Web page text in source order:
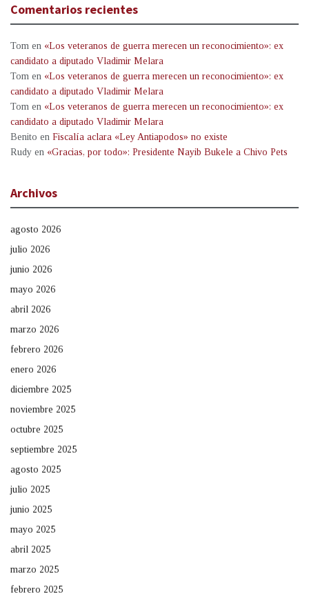
Comentarios recientes
Tom en «Los veteranos de guerra merecen un reconocimiento»: ex
candidato a diputado Vladimir Melara
Tom en «Los veteranos de guerra merecen un reconocimiento»: ex
candidato a diputado Vladimir Melara
Tom en «Los veteranos de guerra merecen un reconocimiento»: ex
candidato a diputado Vladimir Melara
Benito en Fiscalía aclara «Ley Antiapodos» no existe
Rudy en «Gracias, por todo»: Presidente Nayib Bukele a Chivo Pets
Archivos
agosto 2026
julio 2026
junio 2026
mayo 2026
abril 2026
marzo 2026
febrero 2026
enero 2026
diciembre 2025
noviembre 2025
octubre 2025
septiembre 2025
agosto 2025
julio 2025
junio 2025
mayo 2025
abril 2025
marzo 2025
febrero 2025